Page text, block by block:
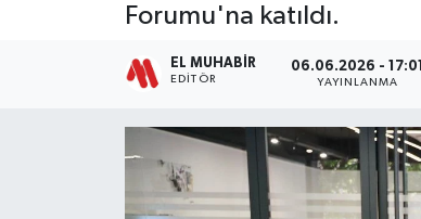
Forumu'na katıldı.
EL MUHABIR
EDITÖR
06.06.2026 - 17:01
YAYINLANMA